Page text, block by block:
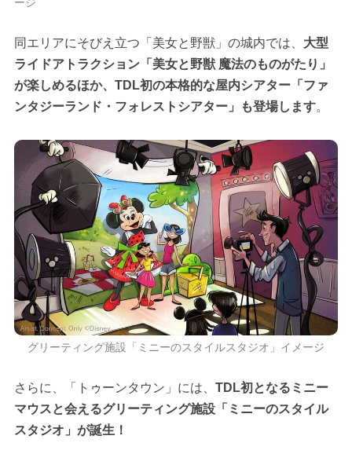
ージ
同エリアにそびえ立つ「美女と野獣」の城内では、 大型
ライドアトラクション「美女と野獣 魔法のものがたり」
が楽しめるほか、TDL初の本格的な屋内シアター「ファ
ンタジーランド・フォレストシアター」も登場します。
グリーティング施設「ミニーのスタイルスタジオ」イメージ
さらに、「トゥーンタウン」には、 TDL初となるミニー
マウスと会えるグリーティング施設「ミニーのスタイル
スタジオ」が誕生！